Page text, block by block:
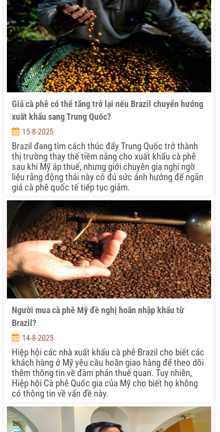
Giá cà phê có thể tăng trở lại nếu Brazil chuyển hướng
xuất khẩu sang Trung Quốc?
15-8-2025
Brazil đang tìm cách thúc đẩy Trung Quốc trở thành
thị trường thay thế tiềm năng cho xuất khẩu cà phê
sau khi Mỹ áp thuế, nhưng giới chuyên gia nghi ngờ
liệu rằng động thái này có đủ sức ảnh hưởng để ngăn
giá cà phê quốc tế tiếp tục giảm.
Người mua cà phê Mỹ đề nghị hoãn nhập khẩu từ
Brazil?
14-8-2025
Hiệp hội các nhà xuất khẩu cà phê Brazil cho biết các
khách hàng ở Mỹ yêu cầu hoãn giao hàng để theo dõi
thêm thông tin về đàm phán thuế quan. Tuy nhiên,
Hiệp hội Cà phê Quốc gia của Mỹ cho biết họ không
có thông tin về vấn đề này.